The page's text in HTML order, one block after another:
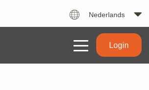
Nederlands
Login